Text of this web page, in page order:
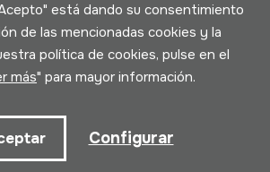
Política de cookies
Desarrollado por Lotura
está dando su consentimiento
de las mencionadas cookies y la
política de cookies, pulse en el
más" para mayor información.
Configurar